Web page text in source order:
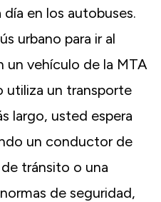
en los autobuses.
urbano para ir al
un vehículo de la MTA
utiliza un transporte
largo, usted espera
un conductor de
tránsito o una
de seguridad,